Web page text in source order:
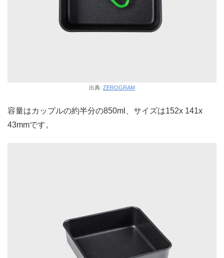
出典: ZEROGRAM
容量はカップルの約半分の850ml、サイズは152x 141x
43mmです。